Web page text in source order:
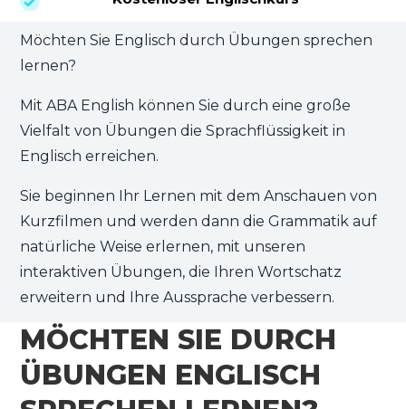
Möchten Sie Englisch durch Übungen sprechen
lernen?
Mit ABA English können Sie durch eine große
Vielfalt von Übungen die Sprachflüssigkeit in
Englisch erreichen.
Sie beginnen Ihr Lernen mit dem Anschauen von
Kurzfilmen und werden dann die Grammatik auf
natürliche Weise erlernen, mit unseren
interaktiven Übungen, die Ihren Wortschatz
erweitern und Ihre Aussprache verbessern.
MÖCHTEN SIE DURCH
ÜBUNGEN ENGLISCH